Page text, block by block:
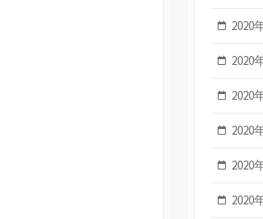
2020
2020
2020
2020
2020
2020